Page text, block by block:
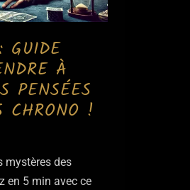
GUIDE
À
PENSÉES
CHRONO !
mystères des
en 5 min avec ce